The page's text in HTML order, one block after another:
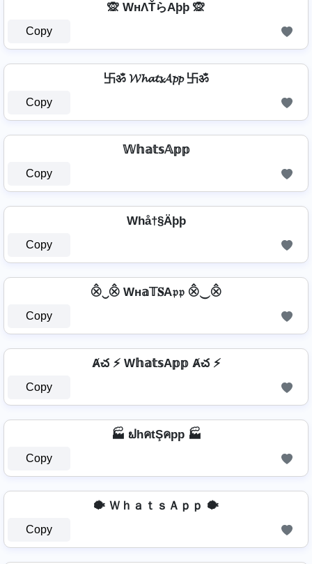
🙊 WнΛŤらAþþ 🙊
Copy
卐ॐ 𝓦𝓱𝓪𝓽𝓼𝓐𝓹𝓹 卐ॐ
Copy
𝕎𝕙𝕒𝕥𝕤𝔸𝕡𝕡
Copy
Whå†§Äþþ
Copy
⨶‿⨶ Wн𝕒𝕋𝐒A𝔭𝔭 ⨶‿⨶
Copy
Ⱥచ ⚡ W𝕙𝕒𝕥𝕤A𝕡𝕡 Ⱥచ ⚡
Copy
🏭 ຟhคtŞคpp 🏭
Copy
🐡 ＷｈａｔｓＡｐｐ 🐡
Copy